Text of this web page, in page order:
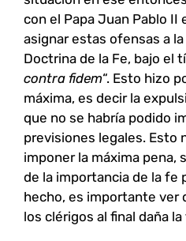
con el Papa Juan Pablo II
asignar estas ofensas a
Doctrina de la Fe, bajo el
contra fidem“. Esto hizo
máxima, es decir la
que no se habría podido
previsiones legales. Esto
imponer la máxima pena,
de la importancia de la fe
hecho, es importante ver
los clérigos al final daña la